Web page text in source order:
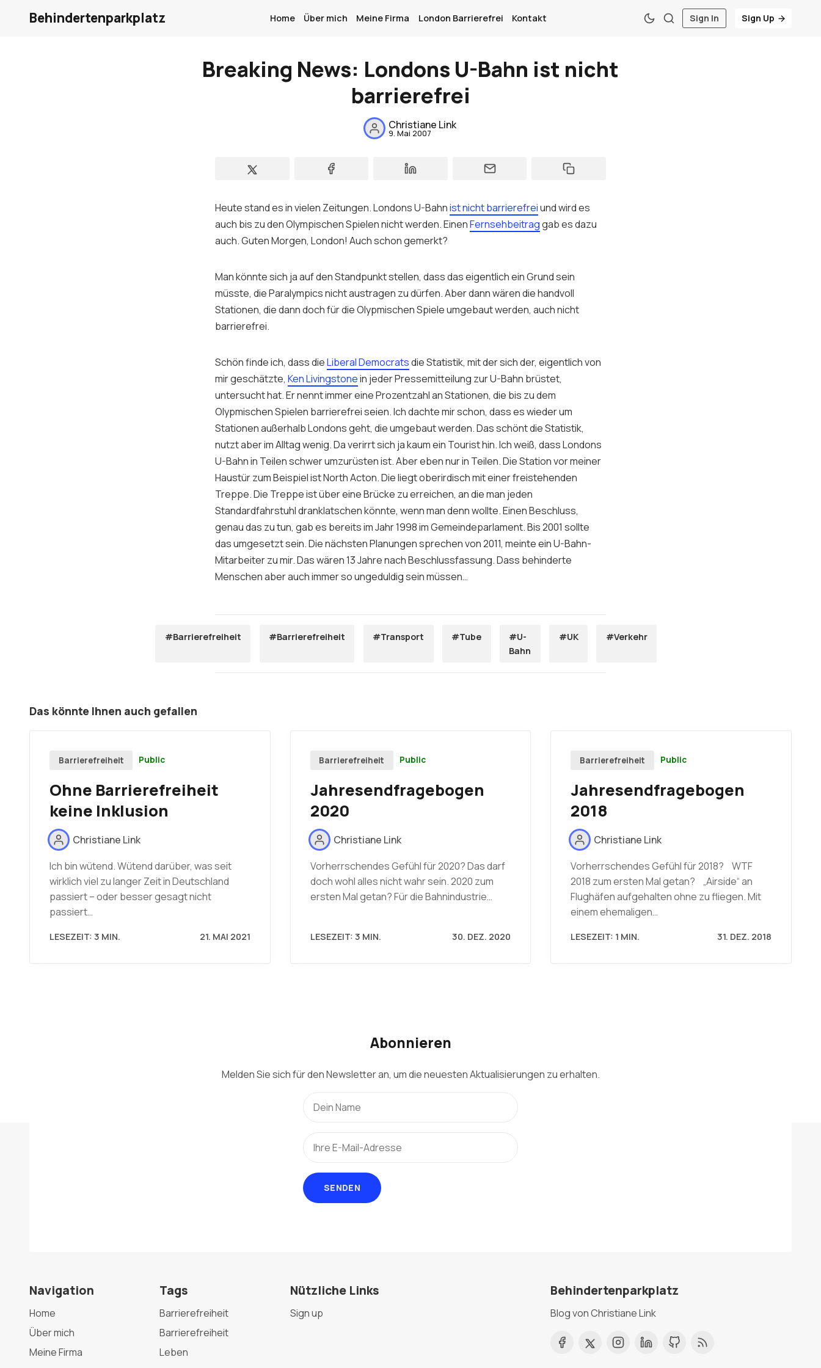
Meine Firma
London Barrierefrei
Sign up
Behindertenparkplatz Home Über mich Meine Firma London Barrierefrei Kontakt Sign In Sign Up
Breaking News: Londons U-Bahn ist nicht
barrierefrei
Christiane Link
9. Mai 2007
Heute stand es in vielen Zeitungen. Londons U-Bahnist nicht barrierefreiund wird es
auch bis zu den Olympischen Spielen nicht werden. EinenFernsehbeitraggab es dazu
auch. Guten Morgen, London! Auch schon gemerkt?
Man könnte sich ja auf den Standpunkt stellen, dass das eigentlich ein Grund sein
müsste, die Paralympics nicht austragen zu dürfen. Aber dann wären die handvoll
Stationen, die dann doch für die Olypmischen Spiele umgebaut werden, auch nicht
barrierefrei.
Schön finde ich, dass dieLiberal Democratsdie Statistik, mit der sich der, eigentlich von
mir geschätzte, Ken Livingstonein jeder Pressemitteilung zur U-Bahn brüstet,
untersucht hat. Er nennt immer eine Prozentzahl an Stationen, die bis zu dem
Olypmischen Spielen barrierefrei seien. Ich dachte mir schon, dass es wieder um
Stationen außerhalb Londons geht, die umgebaut werden. Das schönt die Statistik,
nutzt aber im Alltag wenig. Da verirrt sich ja kaum ein Tourist hin. Ich weiß, dass Londons
U-Bahn in Teilen schwer umzurüsten ist. Aber eben nur in Teilen. Die Station vor meiner
Haustür zum Beispiel istNorth Acton.Die liegt oberirdisch mit einer freistehenden
Treppe. Die Treppe ist über eine Brücke zu erreichen, an die man jeden
Standardfahrstuhl dranklatschen könnte, wenn man denn wollte. Einen Beschluss,
genau das zu tun, gab es bereits im Jahr 1998 im Gemeindeparlament. Bis 2001 sollte
das umgesetzt sein. Die nächsten Planungen sprechen von 2011, meinte ein U-Bahn-
Mitarbeiter zu mir. Das wären 13 Jahre nach Beschlussfassung. Dass behinderte
Menschen aber auch immer so ungeduldig sein müssen…
#Barrierefreiheit #Barrierefreiheit #Transport #Tube
#U-
Bahn
#UK #Verkehr
Das könnte Ihnen auch gefallen
Barrierefreiheit Public
Ohne Barrierefreiheit
keine Inklusion
Christiane Link
Ich bin wütend. Wütend darüber, was seit
wirklich viel zu langer Zeit in Deutschland
passiert – oder besser gesagt nicht
passiert…
LESEZEIT: 3 MIN. 21. MAI 2021
Barrierefreiheit Public
Jahresendfragebogen
2020
Christiane Link
Vorherrschendes Gefühl für 2020? Das darf
doch wohl alles nicht wahr sein. 2020 zum
ersten Mal getan? Für die Bahnindustrie…
LESEZEIT: 3 MIN. 30. DEZ. 2020
Barrierefreiheit Public
Jahresendfragebogen
2018
Christiane Link
Vorherrschendes Gefühl für 2018? WTF
2018 zum ersten Mal getan? „Airside“ an
Flughäfen aufgehalten ohne zu fliegen. Mit
einem ehemaligen…
LESEZEIT: 1 MIN. 31. DEZ. 2018
Abonnieren
Melden Sie sich für den Newsletter an, um die neuesten Aktualisierungen zu erhalten.
SENDEN
Navigation
Home
Über mich
Meine Firma
Tags
Barrierefreiheit
Barrierefreiheit
Leben
Nützliche Links
Sign up
Behindertenparkplatz
Blog von Christiane Link